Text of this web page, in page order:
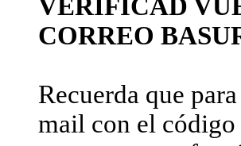
VERIFICAD
CORREO
Recuerda que
mail con el código